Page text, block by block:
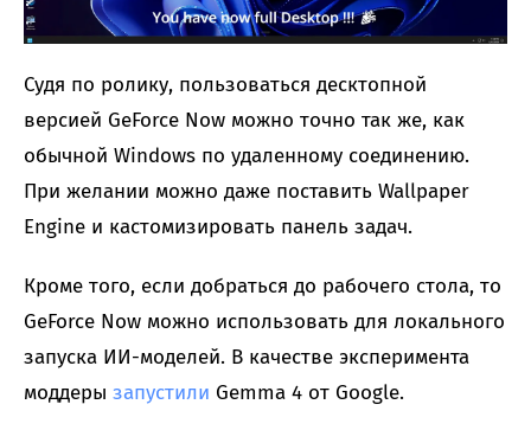
Судя по ролику, пользоваться десктопной
версией GeForce Now можно точно так же, как
обычной Windows по удаленному соединению.
При желании можно даже поставить Wallpaper
Engine и кастомизировать панель задач.
Кроме того, если добраться до рабочего стола, то
GeForce Now можно использовать для локального
запуска ИИ-моделей. В качестве эксперимента
моддеры запустили Gemma 4 от Google.